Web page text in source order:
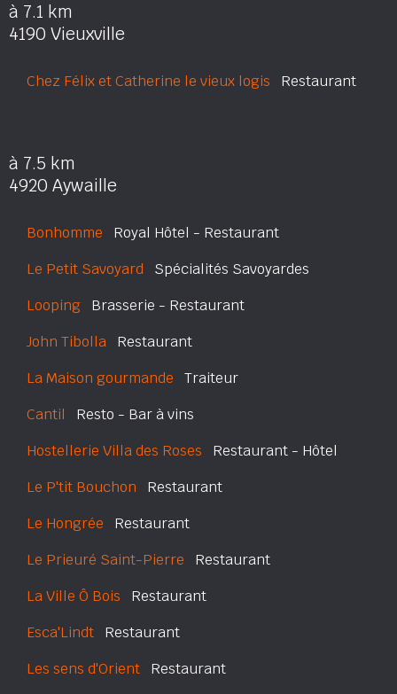
à 7.1 km
4190 Vieuxville
Chez Félix et Catherine le vieux logis Restaurant
à 7.5 km
4920 Aywaille
Bonhomme Royal Hôtel - Restaurant
Le Petit Savoyard Spécialités Savoyardes
Looping Brasserie - Restaurant
John Tibolla Restaurant
La Maison gourmande Traiteur
Cantil Resto - Bar à vins
Hostellerie Villa des Roses Restaurant - Hôtel
Le P'tit Bouchon Restaurant
Le Hongrée Restaurant
Le Prieuré Saint-Pierre Restaurant
La Ville Ô Bois Restaurant
Esca'Lindt Restaurant
Les sens d'Orient Restaurant